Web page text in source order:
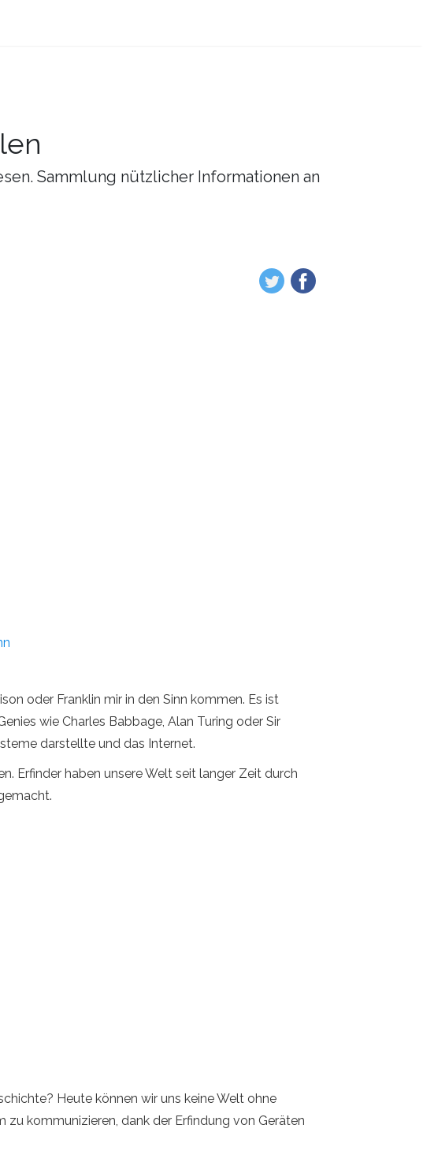
Sammlung nützlicher Informationen an
oder Franklin mir in den Sinn kommen. Es ist
wie Charles Babbage, Alan Turing oder Sir
darstellte und das Internet.
Erfinder haben unsere Welt seit langer Zeit durch
Heute können wir uns keine Welt ohne
kommunizieren, dank der Erfindung von Geräten